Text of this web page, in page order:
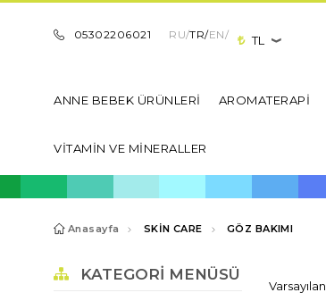
05302206021 RU/TR/EN/ TL
ANNE BEBEK ÜRÜNLERİ AROMATERAPİ
VİTAMİN VE MİNERALLER
Anasayfa SKİN CARE GÖZ BAKIMI
KATEGORI MENÜSÜ